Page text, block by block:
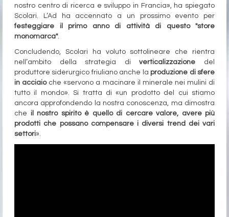
nostro centro di ricerca e sviluppo in Francia», ha spiegato
Scolari. L’Ad ha accennato a un prossimo evento per
festeggiare il primo anno di attività di questo "store
monomarca".
Concludendo, Scolari ha voluto sottolineare che rientra
nell’ambito della strategia diverticalizzazione del
produttore siderurgico friuliano anche la produzione di sfere
in acciaioche «servono a macinare il minerale nei mulini di
tutto il mondo». Si tratta di «un prodotto del cui stiamo
ancora approfondendo la nostra conoscenza, ma dimostra
che
il nostro spirito è quello di cercare valore, avere più
prodotti che possano compensare i diversi trend dei vari
settori».